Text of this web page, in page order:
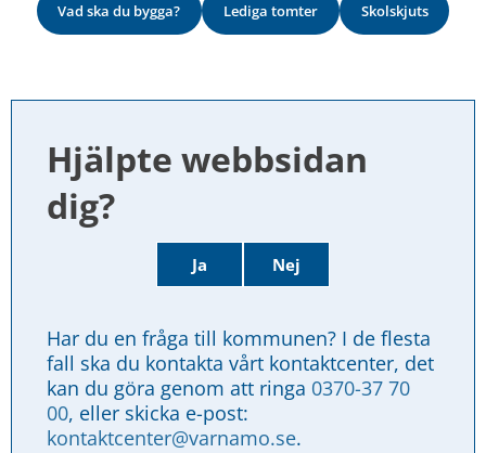
Vad ska du bygga? Lediga tomter Skolskjuts
Hjälpte webbsidan
dig?
Ja Nej
Har du en fråga till kommunen? I de flesta
fall ska du kontakta vårt kontaktcenter, det
kan du göra genom att ringa 0370-37 70
00
kontaktcenter@varnamo.se.